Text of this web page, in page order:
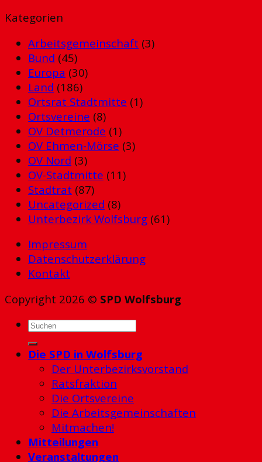
Kategorien
Arbeitsgemeinschaft (3)
Bund (45)
Europa (30)
Land (186)
Ortsrat Stadtmitte (1)
Ortsvereine (8)
OV Detmerode (1)
OV Ehmen-Mörse (3)
OV Nord (3)
OV-Stadtmitte (11)
Stadtrat (87)
Uncategorized (8)
Unterbezirk Wolfsburg (61)
Impressum
Datenschutzerklärung
Kontakt
Copyright 2026 © SPD Wolfsburg
Die SPD in Wolfsburg
Der Unterbezirksvorstand
Ratsfraktion
Die Ortsvereine
Die Arbeitsgemeinschaften
Mitmachen!
Mitteilungen
Veranstaltungen